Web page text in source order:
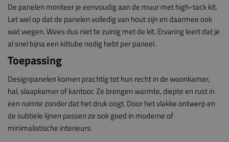
De panelen monteer je eenvoudig aan de muur met high-tack kit.
Let wel op dat de panelen volledig van hout zijn en daarmee ook
wat wegen. Wees dus niet te zuinig met de kit. Ervaring leert dat je
al snel bijna een kittube nodig hebt per paneel.
Toepassing
Designpanelen komen prachtig tot hun recht in de woonkamer,
hal, slaapkamer of kantoor. Ze brengen warmte, diepte en rust in
een ruimte zonder dat het druk oogt. Door het vlakke ontwerp en
de subtiele lijnen passen ze ook goed in moderne of
minimalistische interieurs.